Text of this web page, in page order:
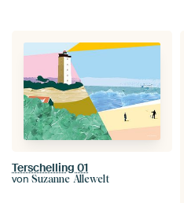
Terschelling 01
von Suzanne Allewelt